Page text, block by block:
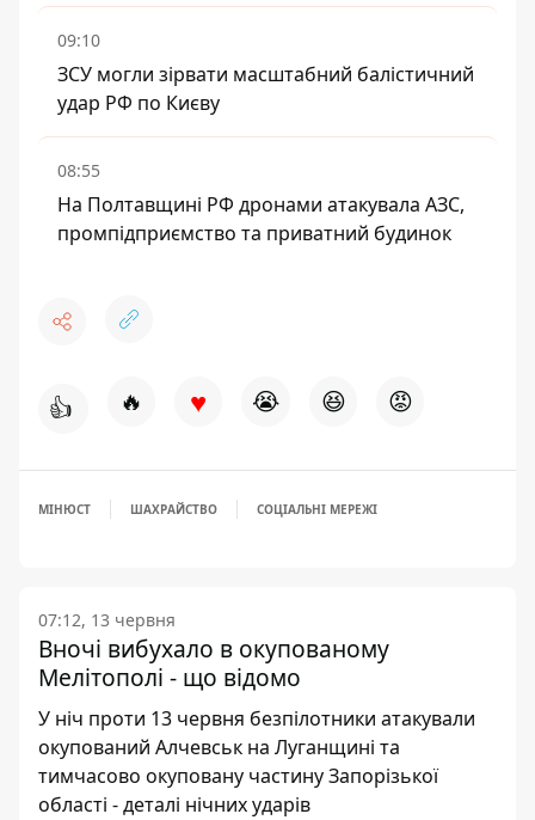
09:10
ЗСУ могли зірвати масштабний балістичний
удар РФ по Києву
08:55
На Полтавщині РФ дронами атакувала АЗС,
промпідприємство та приватний будинок
👍 🔥 ♥ 😭 😆 😡
МІНЮСТ ШАХРАЙСТВО СОЦІАЛЬНІ МЕРЕЖІ
07:12, 13 червня
Вночі вибухало в окупованому
Мелітополі - що відомо
У ніч проти 13 червня безпілотники атакували
окупований Алчевськ на Луганщині та
тимчасово окуповану частину Запорізької
області - деталі нічних ударів